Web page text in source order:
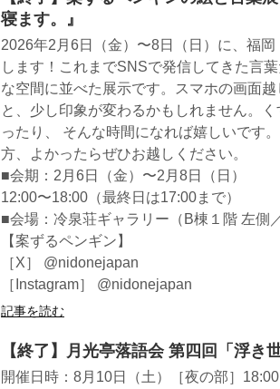
寝ます。』
2026年2月6日（金）〜8日（日）に、福
します！これまでSNSで発信してきた言
な空間に並べた展示です。スマホの画面
と、少し印象が変わるかもしれません。
ったり、 そんな時間になれば嬉しいです
方、よかったらぜひお越しください。
■会期：2月6日（金）〜2月8日（日）
12:00〜18:00（最終日は17:00まで）
■会場：冷泉荘ギャラリー（B棟１階 左側
【案ずるペンギン】
［X］ @nidonejapan
［Instagram］ @nidonejapan
記事を読む
【終了】月光亭落語会 第四回「浮き
開催日時：8月10日（土）［夜の部］